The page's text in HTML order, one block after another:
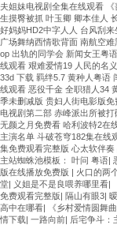
夫姐妹电视剧全集在线观看
生摸臀被抓 叶玉卿 卿本佳人
好妈妈HD2中字人人 台风刮
广场舞纳西情歌背面 南航空
op 出轨的同学会 新闻女王粤
线观看 艰难爱情19 人民的名
33d 下载 羁绊5.7 黄种人粤语
线观看 恶役千金 全职猎人34
季未删减版 贵妇人街电影版
电视剧第二部 赤峰派出所被
无颜之月免费看 哈利波特2在
主演名单 斗破苍穹182集在线
集免费观看完整版 心太软伴
主站蜘蛛池模板： 叶问 粤语|
版在线播放免费版 | 火口的两
堂| 义姐是不是良喂养哪里看|
免费观看完整版| 隔山有眼3|
高中在哪看| 《乡村爱情圆舞
情下载| 一路向前| 后宅争斗：